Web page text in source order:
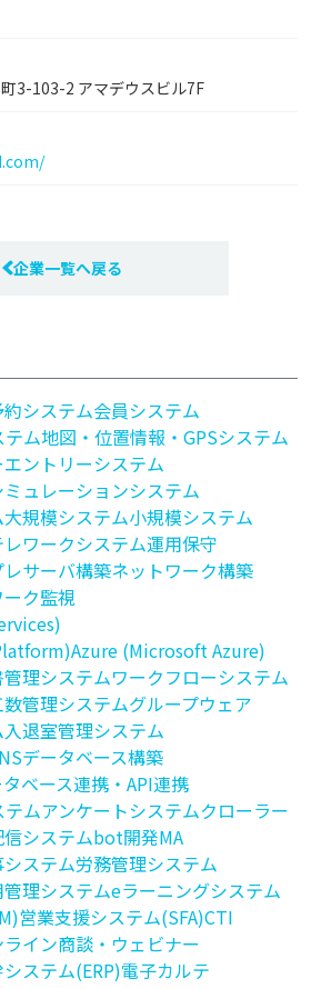
3-103-2 アマデウスビル7F
企業一覧へ戻る
約システム会員システム
テム地図・位置情報・GPSシステム
ントリーシステム
ミュレーションシステム
大規模システム小規模システム
レワークシステム運用保守
サーバ構築ネットワーク構築
ク監視
Azure (Microsoft Azure)
理システムワークフローシステム
管理システムグループウェア
入退室管理システム
データベース構築
ベース連携・API連携
テムアンケートシステムクローラー
システムbot開発MA
ステム労務管理システム
理システムeラーニングシステム
営業支援システム(SFA)CTI
イン商談・ウェビナー
ステム(ERP)電子カルテ